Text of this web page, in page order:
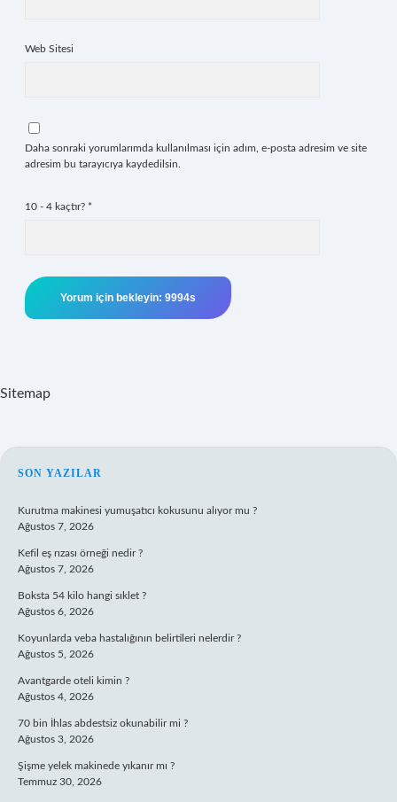
Web Sitesi
Daha sonraki yorumlarımda kullanılması için adım, e-posta adresim ve site
adresim bu tarayıcıya kaydedilsin.
10 - 4 kaçtır? *
Sitemap
SIDEBAR
SON YAZILAR
Kurutma makinesi yumuşatıcı kokusunu alıyor mu ?
Ağustos 7, 2026
Kefil eş rızası örneği nedir ?
Ağustos 7, 2026
Boksta 54 kilo hangi sıklet ?
Ağustos 6, 2026
Koyunlarda veba hastalığının belirtileri nelerdir ?
Ağustos 5, 2026
Avantgarde oteli kimin ?
Ağustos 4, 2026
70 bin İhlas abdestsiz okunabilir mi ?
Ağustos 3, 2026
Şişme yelek makinede yıkanır mı ?
Temmuz 30, 2026